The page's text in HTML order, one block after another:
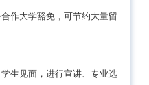
作大学豁免，可节约大量留
生见面，进行宣讲、专业选